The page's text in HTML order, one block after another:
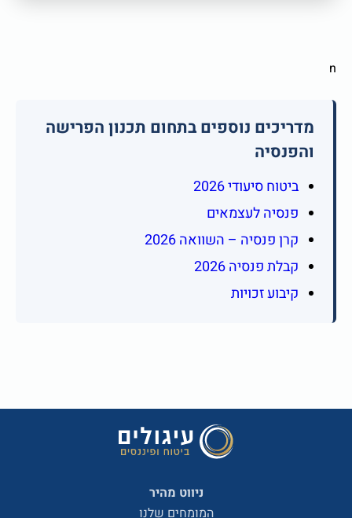
n
מדריכים נוספים בתחום תכנון הפרישה
והפנסיה
ביטוח סיעודי 2026
פנסיה לעצמאים
קרן פנסיה – השוואה 2026
קבלת פנסיה 2026
קיבוע זכויות
ניווט מהיר
המומחים שלנו